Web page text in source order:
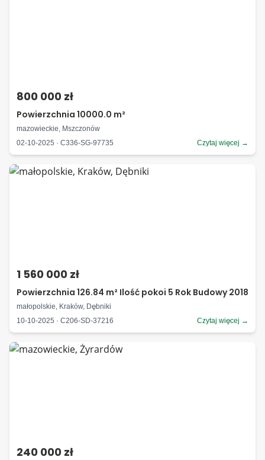
800 000 zł
Powierzchnia 10000.0 m²
mazowieckie, Mszczonów
02-10-2025 · C336-SG-97735
Czytaj więcej →
1 560 000 zł
Powierzchnia 126.84 m² Ilość pokoi 5 Rok Budowy 2018
małopolskie, Kraków, Dębniki
10-10-2025 · C206-SD-37216
Czytaj więcej →
240 000 zł